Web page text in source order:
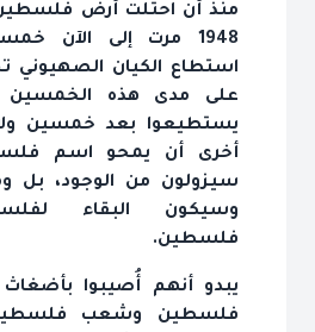
1948 مرت إلى الآن
استطاع الكيان الصهيوني
على مدى هذه الخمسين
يستطيعوا بعد خمسين
أخرى أن يمحو اسم
سيزولون من الوجود، بل
وسيكون البقاء
فلسطين.
يبدو أنهم أُصيبوا
فلسطين وشعب